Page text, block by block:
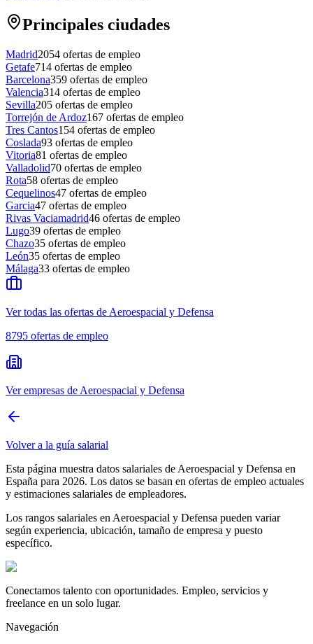
Principales ciudades
Madrid2054 ofertas de empleo
Getafe714 ofertas de empleo
Barcelona359 ofertas de empleo
Valencia314 ofertas de empleo
Sevilla205 ofertas de empleo
Torrejón de Ardoz167 ofertas de empleo
Tres Cantos154 ofertas de empleo
Coslada93 ofertas de empleo
Vitoria81 ofertas de empleo
Valladolid70 ofertas de empleo
Rota58 ofertas de empleo
Cequelinos47 ofertas de empleo
Garcia47 ofertas de empleo
Rivas Vaciamadrid46 ofertas de empleo
Lugo39 ofertas de empleo
Chazo35 ofertas de empleo
León35 ofertas de empleo
Málaga33 ofertas de empleo
Ver todas las ofertas de Aeroespacial y Defensa
8795 ofertas de empleo
Ver empresas de Aeroespacial y Defensa
Volver a la guía salarial
Esta página muestra datos salariales de Aeroespacial y Defensa en
España para 2026. Los datos se basan en ofertas de empleo actuales
y estimaciones salariales de empleadores.
Los rangos salariales en Aeroespacial y Defensa pueden variar
según experiencia, ubicación, tamaño de empresa y puesto
específico.
Conectamos talento con oportunidades. Empleo, servicios y
freelance en un solo lugar.
Navegación